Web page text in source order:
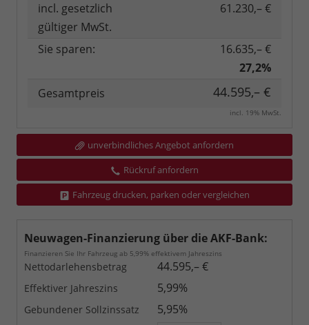
incl. gesetzlich
gültiger MwSt.
61.230,– €
Sie sparen:
16.635,– €
27,2%
Gesamtpreis
44.595,– €
incl. 19% MwSt.
unverbindliches Angebot anfordern
Rückruf anfordern
Fahrzeug drucken, parken oder vergleichen
Neuwagen-Finanzierung über die AKF-Bank:
Finanzieren Sie Ihr Fahrzeug ab 5,99% effektivem Jahreszins
Nettodarlehensbetrag 44.595,– €
Effektiver Jahreszins 5,99%
Gebundener Sollzinssatz 5,95%